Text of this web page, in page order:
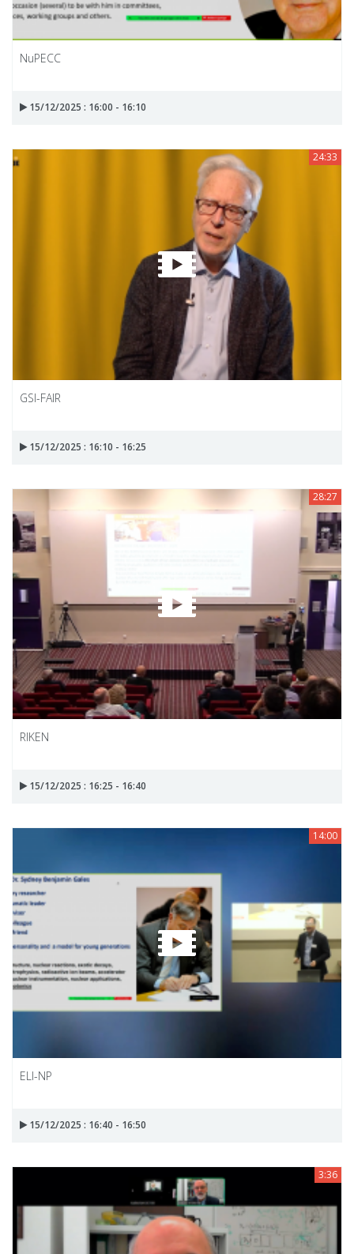
NuPECC
15/12/2025 : 16:00 - 16:10
24:33
GSI-FAIR
15/12/2025 : 16:10 - 16:25
28:27
RIKEN
15/12/2025 : 16:25 - 16:40
14:00
ELI-NP
15/12/2025 : 16:40 - 16:50
3:36